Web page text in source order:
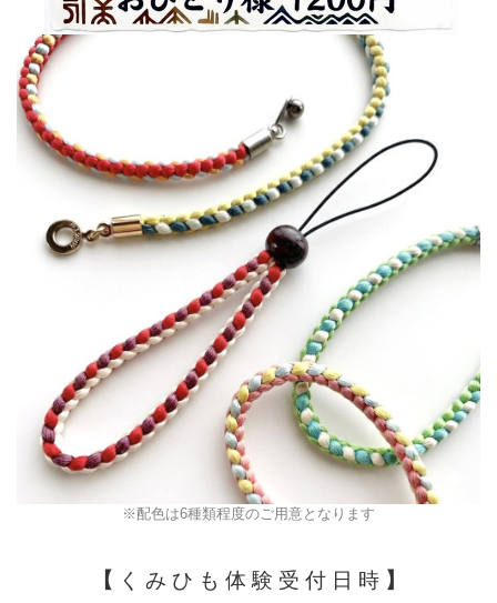
※配色は6種類程度のご用意となります
【 く み ひ も 体 験 受 付 日 時】